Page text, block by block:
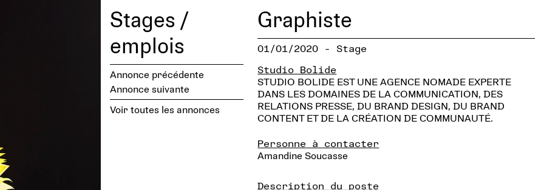
Stages /
emplois
Annonce précédente
Annonce suivante
Voir toutes les annonces
Graphiste
01/01/2020 - Stage
Studio Bolide
STUDIO BOLIDE EST UNE AGENCE NOMADE EXPERTE
DANS LES DOMAINES DE LA COMMUNICATION, DES
RELATIONS PRESSE, DU BRAND DESIGN, DU BRAND
CONTENT ET DE LA CRÉATION DE COMMUNAUTÉ.
Personne à contacter
Amandine Soucasse
Description du poste